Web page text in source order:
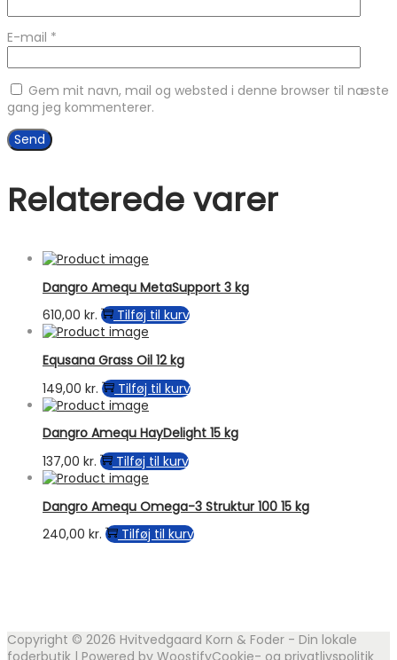
E-mail *
Gem mit navn, mail og websted i denne browser til næste
gang jeg kommenterer.
Relaterede varer
Dangro Amequ MetaSupport 3 kg
610,00 kr. Tilføj til kurv
Equsana Grass Oil 12 kg
149,00 kr. Tilføj til kurv
Dangro Amequ HayDelight 15 kg
137,00 kr. Tilføj til kurv
Dangro Amequ Omega-3 Struktur 100 15 kg
240,00 kr. Tilføj til kurv
Copyright © 2026 Hvitvedgaard Korn & Foder - Din lokale